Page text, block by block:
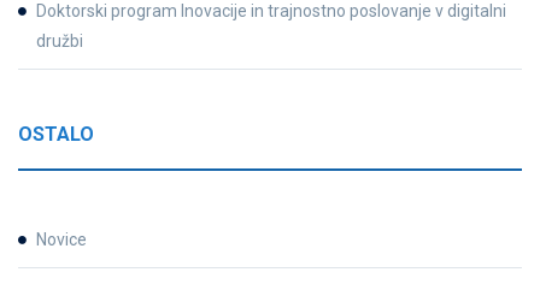
Doktorski program Inovacije in trajnostno poslovanje v digitalni
družbi
OSTALO
Novice